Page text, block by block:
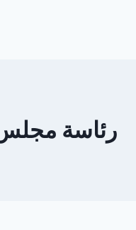
رئاسة مجلس